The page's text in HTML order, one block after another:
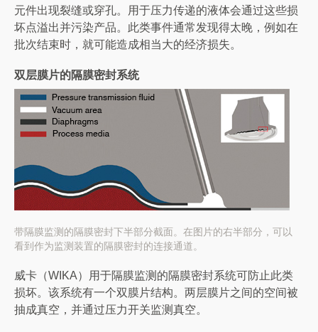
元件出现裂缝或穿孔。用于压力传递的液体会通过这些损
坏点溢出并污染产品。此类事件通常发现得太晚，例如在
批次结束时，就可能造成相当大的经济损失。
双层膜片的隔膜密封系统
带隔膜监测的隔膜密封下半部分截面。在图片的右半部分，可以
看到作为监测装置的隔膜密封的连接通道。
威卡（WIKA）用于隔膜监测的隔膜密封系统可防止此类
损坏。该系统有一个双膜片结构。两层膜片之间的空间被
抽成真空，并通过压力开关监测真空。